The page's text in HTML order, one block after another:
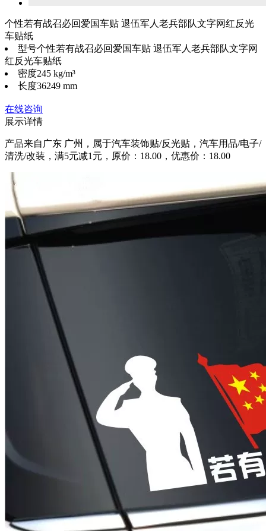
个性若有战召必回爱国车贴 退伍军人老兵部队文字网红反光
车贴纸
型号个性若有战召必回爱国车贴 退伍军人老兵部队文字网
红反光车贴纸
密度245 kg/m³
长度36249 mm
在线咨询
展示详情
产品来自广东 广州，属于汽车装饰贴/反光贴，汽车用品/电子/
清洗/改装，满5元减1元，原价：18.00，优惠价：18.00